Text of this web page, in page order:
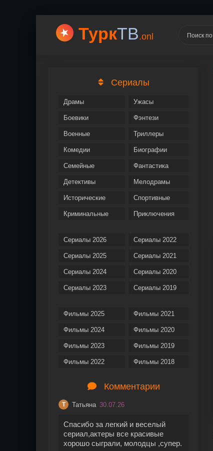
ТуркТВ.onl
Сериалы
Драмы
Боевики
Военные
Комедии
Семейные
Детективы
Исторические
Криминальные
Ужасы
Фэнтези
Триллеры
Биографии
Фантастика
Мелодрамы
Спортивные
Приключения
Сериалы 2026
Сериалы 2025
Сериалы 2024
Сериалы 2023
Сериалы 2022
Сериалы 2021
Сериалы 2020
Сериалы 2019
Фильмы 2025
Фильмы 2024
Фильмы 2023
Фильмы 2022
Фильмы 2021
Фильмы 2020
Фильмы 2019
Фильмы 2018
Комментарии
Т Татьяна 30.07.26
Спасибо за легкий и веселый
сериал,актеры все красивые
хорошо сыграли, молодцы ,супер.